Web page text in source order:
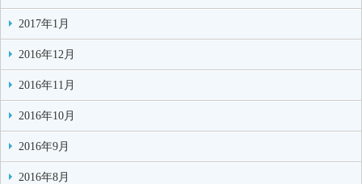
2017年1月
2016年12月
2016年11月
2016年10月
2016年9月
2016年8月